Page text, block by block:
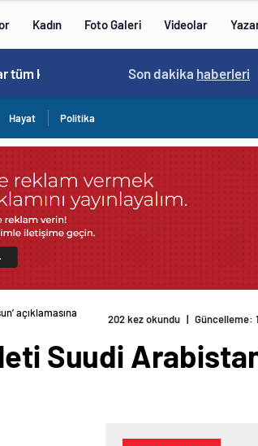
Kadın Foto Galeri Videolar
Cristiano Ronaldo’nun akıllara zarar tüm kariyerinin istatistiğini çıkardık ! 14:57 /
Son dakika haberleri
Hayat Politika
açıklamasına
202 kez okundu | Güncelleme:
Suudi